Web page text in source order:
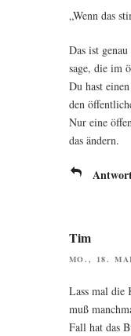
„Wenn das
Das ist
sa­ge, die im
Du hast
den
Nur eine
das ändern.
Tim
MO., 18.
Lass mal die
muß
Fall hat das